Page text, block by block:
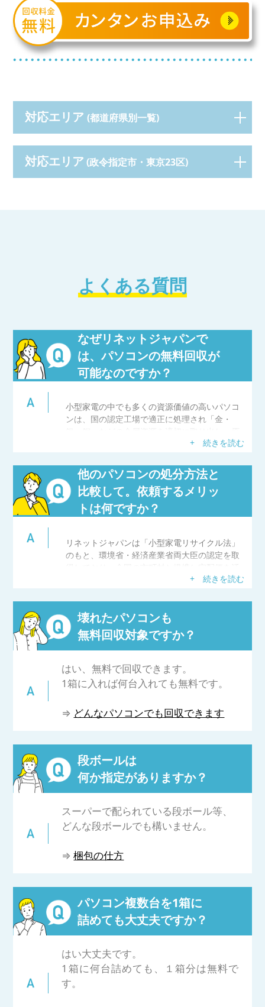
対応エリア(都道府県別一覧)
対応エリア (政令指定市・東京23区)
よくある質問
なぜリネットジャパンで
は、パソコンの無料回収が
可能なのですか？
小型家電の中でも多くの資源価値の高いパソコ
ンは、国の認定工場で適正に処理され「金・
材料として再利用しています。そのため、無料
⇒ 小型家電リサイクルとは
+ 続きを読む
他のパソコンの処分方法と
比較して。依頼するメリッ
トは何ですか？
リネットジャパンは「小型家電リサイクル法」
のもと、環境省・経済産業省両大臣の認定を取
用した使用済みパソコン等小型家電の回収・リ
申し込みから回収まで「簡単」3ステップで最短
翌日・年中無休でご利用いただけます。どんな
パソコンでも回収OK、さらに小型家電も一緒に
同梱することができます。
また、パソコン処分・廃棄時に困るデータ消去
も、「安心」サポートしています。データ消去
ソフトの無料提供や、おまかせ安全消去サービ
スをご利用いただきデータ消去証明書も発行で
国の認定を取得しているリネットジャパンで
⇒ PCデータ消去について詳細はコチラ
+ 続きを読む
壊れたパソコンも
無料回収対象ですか？
はい、無料で回収できます。
1箱に入れば何台入れても無料です。
⇒ どんなパソコンでも回収できます
段ボールは
何か指定がありますか？
スーパーで配られている段ボール等、
どんな段ボールでも構いません。
⇒梱包の仕方
パソコン複数台を1箱に
詰めても大丈夫ですか？
はい大丈夫です。
1箱に何台詰めても、１箱分は無料で
す。